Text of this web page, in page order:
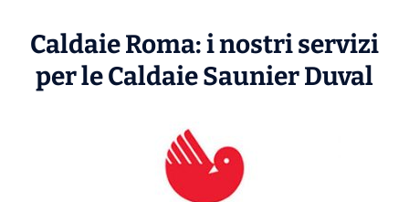
Caldaie Roma: i nostri servizi
per le CaldaieSaunier Duval